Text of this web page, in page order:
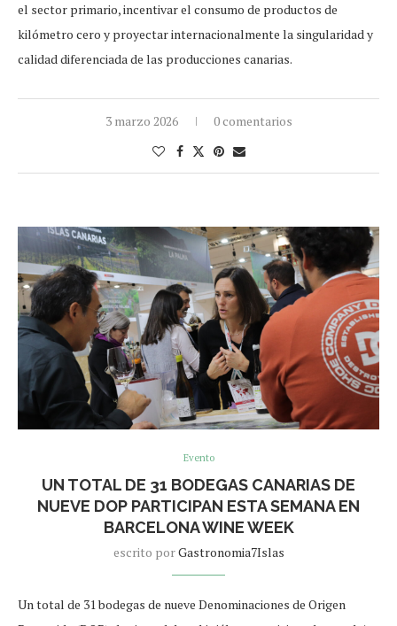
el sector primario, incentivar el consumo de productos de
kilómetro cero y proyectar internacionalmente la singularidad y
calidad diferenciada de las producciones canarias.
3 marzo 2026 0 comentarios
Evento
UN TOTAL DE 31 BODEGAS CANARIAS DE
NUEVE DOP PARTICIPAN ESTA SEMANA EN
BARCELONA WINE WEEK
escrito porGastronomia7Islas
Un total de 31 bodegas de nueve Denominaciones de Origen